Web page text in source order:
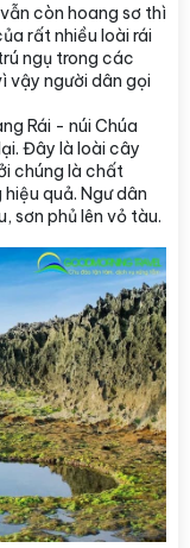
còn hoang sơ thì
rất nhiều loài rái
ngụ trong các
vậy người dân gọi
Rái - núi Chúa
Đây là loài cây
chúng là chất
quả. Ngư dân
sơn phủ lên vỏ tàu.